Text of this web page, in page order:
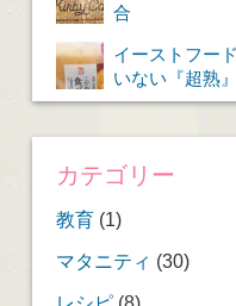
合
イーストフー
いない『超熟
カテゴリー
教育(1)
マタニティ (30)